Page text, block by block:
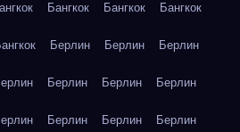
Бангкок Бангкок Бангкок
Берлин Берлин Берлин
Берлин Берлин Берлин
Берлин Берлин Берлин